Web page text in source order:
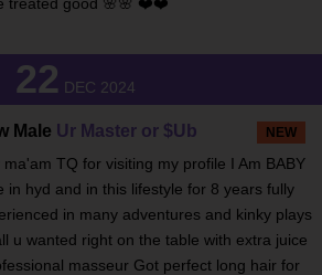
22 DEC 2024
NEW
Male Ur Master or $Ub
ma'am TQ for visiting my profile I Am BABY
in hyd and in this lifestyle for 8 years fully
in many adventures and kinky plays
u wanted right on the table with extra juice
masseur Got perfect long hair for